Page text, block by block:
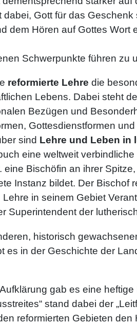
dabei, Gott für das
dem Hören auf Gottes
Schwerpunkte führen zu
reformierte Lehre die
Lebens. Dabei steht
Bezügen und
Gottesdienstformen
sind Lehre und Leben in
eine weltweit
eine Bischöfin an ihrer
Instanz bildet. Der Bischof
Lehre in seinem Gebiet
Superintendent der
historisch
es in der Geschichte der
gab es eine
stand dabei der
reformierten Gebieten